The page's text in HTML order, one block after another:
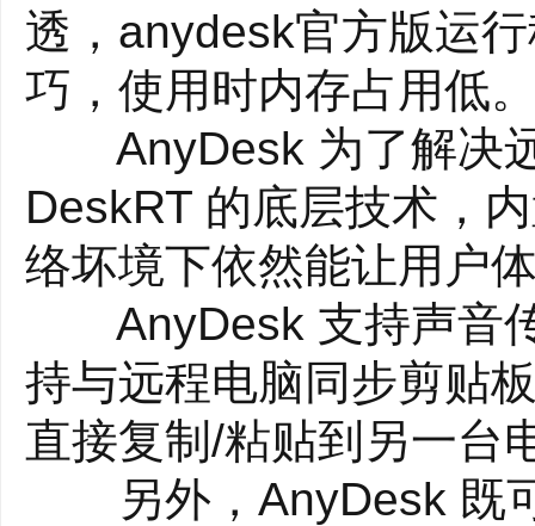
透，anydesk官方版运
巧，使用时内存占用低
AnyDesk 为了解决远
DeskRT 的底层技术，
络坏境下依然能让用户
AnyDesk 支持声音传
持与远程电脑同步剪贴
直接复制/粘贴到另一台
另外，AnyDesk 既可